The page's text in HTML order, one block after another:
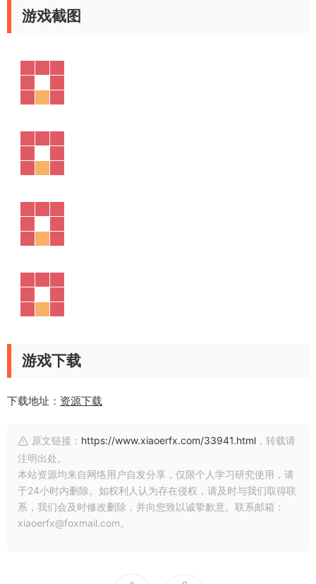
游戏截图
游戏下载
下载地址： 资源下载
原文链接： https://www.xiaoerfx.com/33941.html ，转载请
注明出处。
本站资源均来自网络用户自发分享，仅限个人学习研究使用，请
于24小时内删除。如权利人认为存在侵权，请及时与我们取得联
系，我们会及时修改删除，并向您致以诚挚歉意。联系邮箱：
xiaoerfx@foxmail.com。